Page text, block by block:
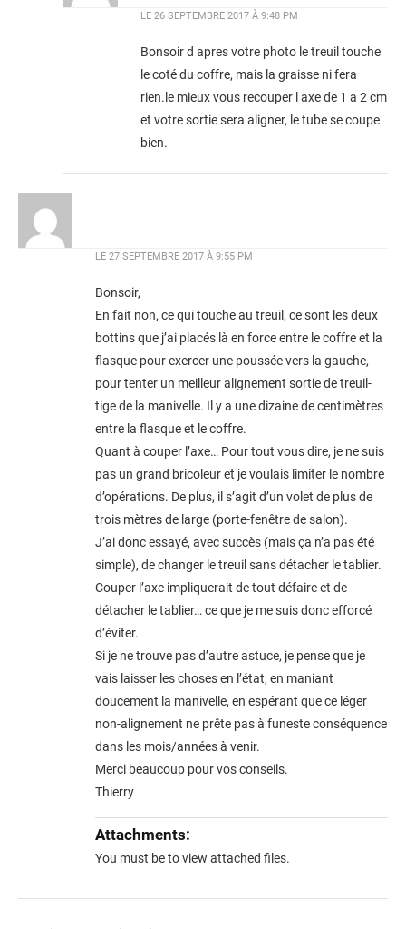
LE 26 SEPTEMBRE 2017 À 9:48 PM
Bonsoir d apres votre photo le treuil touche
le coté du coffre, mais la graisse ni fera
rien.le mieux vous recouper l axe de 1 a 2 cm
et votre sortie sera aligner, le tube se coupe
bien.
LE 27 SEPTEMBRE 2017 À 9:55 PM
Bonsoir,
En fait non, ce qui touche au treuil, ce sont les deux
bottins que j’ai placés là en force entre le coffre et la
flasque pour exercer une poussée vers la gauche,
pour tenter un meilleur alignement sortie de treuil-
tige de la manivelle. Il y a une dizaine de centimètres
entre la flasque et le coffre.
Quant à couper l’axe… Pour tout vous dire, je ne suis
pas un grand bricoleur et je voulais limiter le nombre
d’opérations. De plus, il s’agit d’un volet de plus de
trois mètres de large (porte-fenêtre de salon).
J’ai donc essayé, avec succès (mais ça n’a pas été
simple), de changer le treuil sans détacher le tablier.
Couper l’axe impliquerait de tout défaire et de
détacher le tablier… ce que je me suis donc efforcé
d’éviter.
Si je ne trouve pas d’autre astuce, je pense que je
vais laisser les choses en l’état, en maniant
doucement la manivelle, en espérant que ce léger
non-alignement ne prête pas à funeste conséquence
dans les mois/années à venir.
Merci beaucoup pour vos conseils.
Thierry
Attachments:
You must beto view attached files.